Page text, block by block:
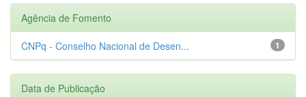
Agência de Fomento
1
CNPq - Conselho Nacional de Desen...
Data de Publicação